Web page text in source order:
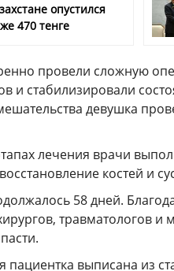
опустился
470 тенге
провели сложную
и стабилизировали
девушка
лечения врачи
костей и
58 дней.
травматологов
пациентка выписана из